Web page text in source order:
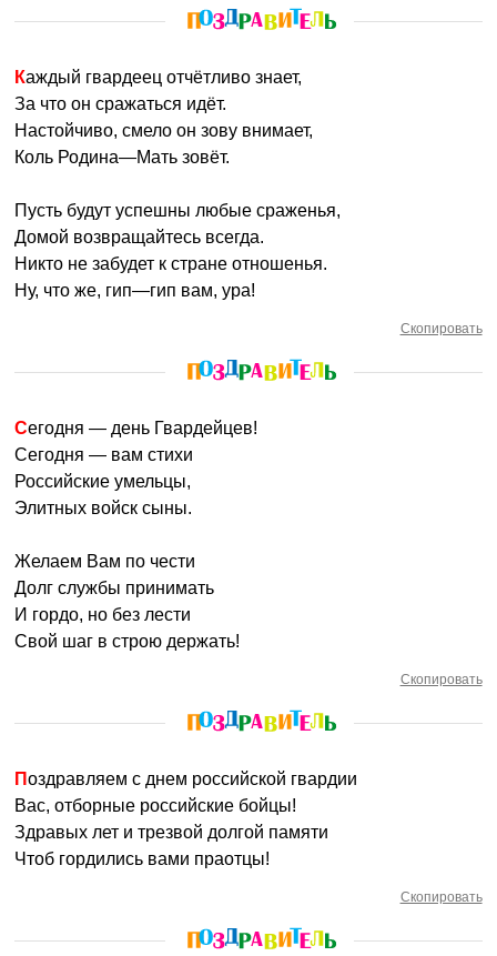
Каждый гвардеец отчётливо знает,
За что он сражаться идёт.
Настойчиво, смело он зову внимает,
Коль Родина—Мать зовёт.
Пусть будут успешны любые сраженья,
Домой возвращайтесь всегда.
Никто не забудет к стране отношенья.
Ну, что же, гип—гип вам, ура!
Скопировать
Сегодня — день Гвардейцев!
Сегодня — вам стихи
Российские умельцы,
Элитных войск сыны.
Желаем Вам по чести
Долг службы принимать
И гордо, но без лести
Свой шаг в строю держать!
Скопировать
Поздравляем с днем российской гвардии
Вас, отборные российские бойцы!
Здравых лет и трезвой долгой памяти
Чтоб гордились вами праотцы!
Скопировать